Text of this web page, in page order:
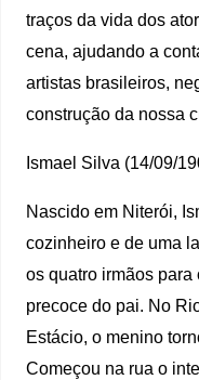
traços da vida dos
cena, ajudando a
artistas brasileiros,
construção da nossa
Ismael Silva (14/09/
Nascido em Niterói,
cozinheiro e de uma
os quatro irmãos
precoce do pai. No
Estácio, o menino
Começou na rua o